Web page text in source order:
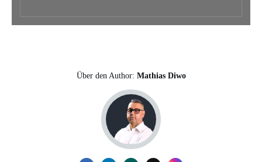
Über den Author: Mathias Diwo